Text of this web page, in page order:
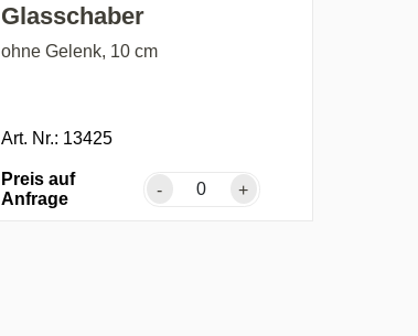
Glasschaber
ohne Gelenk, 10 cm
Art. Nr.: 13425
Preis auf
Anfrage
- +